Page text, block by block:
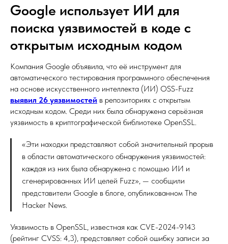
Google использует ИИ для
поиска уязвимостей в коде с
открытым исходным кодом
Компания Google объявила, что её инструмент для
автоматического тестирования программного обеспечения
на основе искусственного интеллекта (ИИ) OSS-Fuzz
выявил 26 уязвимостей в репозиториях с открытым
исходным кодом. Среди них была обнаружена серьёзная
уязвимость в криптографической библиотеке OpenSSL.
«Эти находки представляют собой значительный прорыв
в области автоматического обнаружения уязвимостей:
каждая из них была обнаружена с помощью ИИ и
сгенерированных ИИ целей Fuzz», — сообщили
представители Google в блоге, опубликованном The
Hacker News.
Уязвимость в OpenSSL, известная как CVE-2024-9143
(рейтинг CVSS: 4,3), представляет собой ошибку записи за